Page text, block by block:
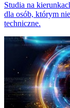
Studia na
dla osób, którym
techniczne.